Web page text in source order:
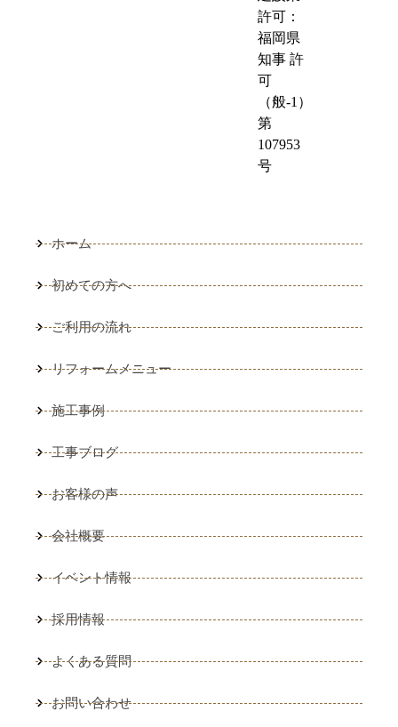
許可：
福岡県
知事 許
可
（般-1）
第
107953
号
ホーム
初めての方へ
ご利用の流れ
リフォームメニュー
施工事例
工事ブログ
お客様の声
会社概要
イベント情報
採用情報
よくある質問
お問い合わせ